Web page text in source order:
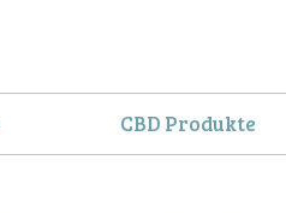
CBD Produkte